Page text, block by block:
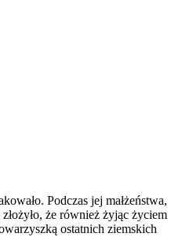
Podczas jej małżeństwa,
że również żyjąc życiem
ostatnich ziemskich